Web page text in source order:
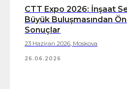
CTT Expo 2026: İnşaat
Büyük Buluşmasından
Sonuçlar
23 Haziran 2026, Moskova
26.06.2026